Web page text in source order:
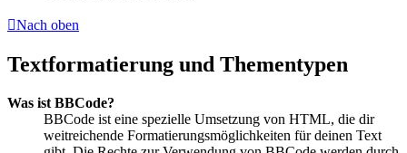
Nach oben
Textformatierung und Thementypen
Was ist BBCode?
BBCode ist eine spezielle Umsetzung von HTML, die dir
weitreichende Formatierungsmöglichkeiten für deinen Text